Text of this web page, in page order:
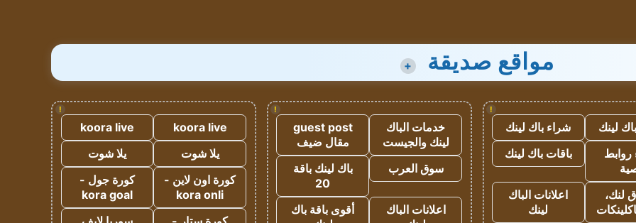
مواقع صديقة +
!
لينك
شراء باك لينك
روابط
باقات باك لينك
لنك،
اعلانات الباك
لينك
!
خدمات الباك
لينك والجيست
guest post
مقال ضيف
سوق العرب
باك لينك باقة
20
اعلانات الباك
أقوى باقة باك
!
koora live
koora live
يلا شوت
يلا شوت
كورة اون لاين -
kora onli
كورة جول -
kora goal